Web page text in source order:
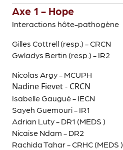
Axe 1 - Hope
Interactions hôte-pathogène
Gilles Cottrell (resp.) - CRCN
Gwladys Bertin (resp.) - IR2
Nicolas Argy - MCUPH
Nadine Fievet - CRCN
Isabelle Gaugué - IECN
Sayeh Guemouri - IR1
Adrian Luty - DR1 (MEDS )
Nicaise Ndam - DR2
Rachida Tahar - CRHC (MEDS )